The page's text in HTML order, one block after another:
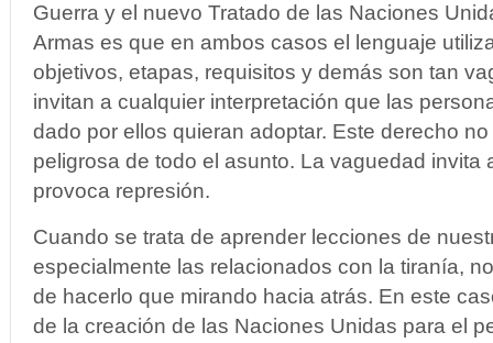
Guerra y el nuevo Tratado de las Naciones
Armas es que en ambos casos el lenguaje
objetivos, etapas, requisitos y demás son tan
invitan a cualquier interpretación que las
dado por ellos quieran adoptar. Este derecho
peligrosa de todo el asunto. La vaguedad invita
provoca represión.
Cuando se trata de aprender lecciones de
especialmente las relacionados con la tiranía,
de hacerlo que mirando hacia atrás. En este
de la creación de las Naciones Unidas para el